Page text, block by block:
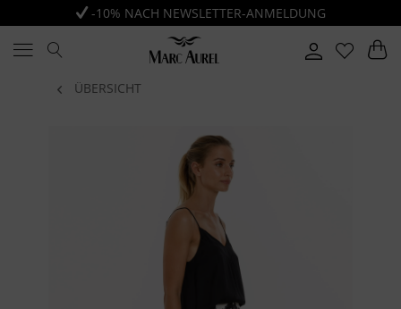
-10% NACH NEWSLETTER-ANMELDUNG
ÜBERSICHT